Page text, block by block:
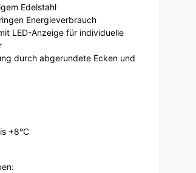
Edelstahl
Energieverbrauch
LED-Anzeige für individuelle
durch abgerundete Ecken und
+8°C